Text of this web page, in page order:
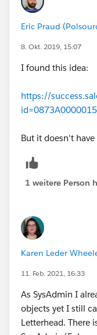
Eric Praud
8. Okt. 2019, 15:07
I found this idea:
https://
But it doesn't
1 weitere Person
Karen Leder
11. Feb. 2021, 16:33
As SysAdmin I
objects yet I still
Letterhead. There